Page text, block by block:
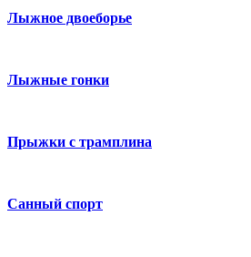
Лыжное двоеборье
Лыжные гонки
Прыжки с трамплина
Санный спорт